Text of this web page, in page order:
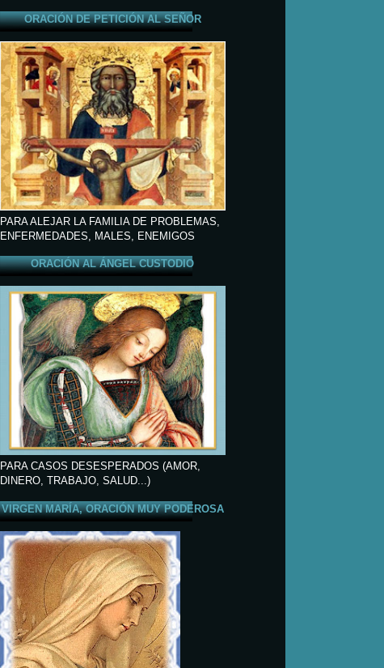
ORACIÓN DE PETICIÓN AL SEÑOR
PARA ALEJAR LA FAMILIA DE PROBLEMAS,
ENFERMEDADES, MALES, ENEMIGOS
ORACIÓN AL ÁNGEL CUSTODIO
PARA CASOS DESESPERADOS (AMOR,
DINERO, TRABAJO, SALUD...)
VIRGEN MARÍA, ORACIÓN MUY PODEROSA